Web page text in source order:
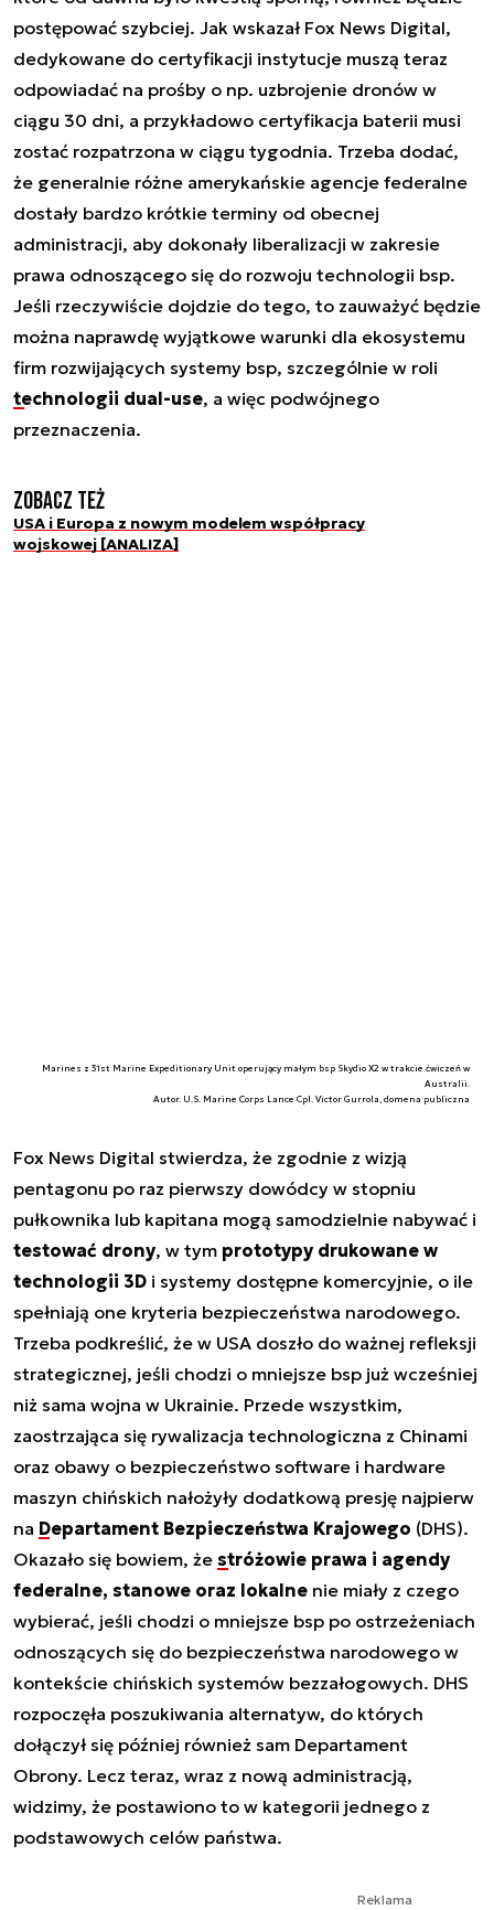
postępować szybciej. Jak wskazał Fox News Digital,
dedykowane do certyfikacji instytucje muszą teraz
odpowiadać na prośby o np. uzbrojenie dronów w
ciągu 30 dni, a przykładowo certyfikacja baterii musi
zostać rozpatrzona w ciągu tygodnia. Trzeba dodać,
że generalnie różne amerykańskie agencje federalne
dostały bardzo krótkie terminy od obecnej
administracji, aby dokonały liberalizacji w zakresie
prawa odnoszącego się do rozwoju technologii bsp.
Jeśli rzeczywiście dojdzie do tego, to zauważyć będzie
można naprawdę wyjątkowe warunki dla ekosystemu
firm rozwijających systemy bsp, szczególnie w roli
technologii dual-use, a więc podwójnego
przeznaczenia.
Zobacz też
USA i Europa z nowym modelem współpracy
wojskowej [ANALIZA]
Marines z 31st Marine Expeditionary Unit operujący małym bsp Skydio X2 w trakcie ćwiczeń w
Australii.
Autor. U.S. Marine Corps Lance Cpl. Victor Gurrola, domena publiczna
Fox News Digital stwierdza, że zgodnie z wizją
pentagonu po raz pierwszy dowódcy w stopniu
pułkownika lub kapitana mogą samodzielnie nabywać i
testować drony, w tym prototypy drukowane w
technologii 3D i systemy dostępne komercyjnie, o ile
spełniają one kryteria bezpieczeństwa narodowego.
Trzeba podkreślić, że w USA doszło do ważnej refleksji
strategicznej, jeśli chodzi o mniejsze bsp już wcześniej
niż sama wojna w Ukrainie. Przede wszystkim,
zaostrzająca się rywalizacja technologiczna z Chinami
oraz obawy o bezpieczeństwo software i hardware
maszyn chińskich nałożyły dodatkową presję najpierw
na Departament Bezpieczeństwa Krajowego (DHS).
Okazało się bowiem, że stróżowie prawa i agendy
federalne, stanowe oraz lokalne nie miały z czego
wybierać, jeśli chodzi o mniejsze bsp po ostrzeżeniach
odnoszących się do bezpieczeństwa narodowego w
kontekście chińskich systemów bezzałogowych. DHS
rozpoczęła poszukiwania alternatyw, do których
dołączył się później również sam Departament
Obrony. Lecz teraz, wraz z nową administracją,
widzimy, że postawiono to w kategorii jednego z
podstawowych celów państwa.
Reklama